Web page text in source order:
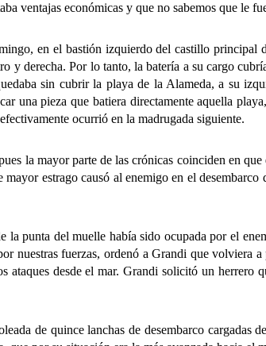
ventajas económicas y que no sabemos que le
en el bastión izquierdo del castillo principal
derecha. Por lo tanto, la batería a su cargo
sin cubrir la playa de la Alameda, a su
una pieza que batiera directamente aquella
ocurrió en la madrugada siguiente.
mayor parte de las crónicas coinciden en que
estrago causó al enemigo en el
del muelle había sido ocupada por el
nuestras fuerzas, ordenó a Grandi que volviera
desde el mar. Grandi solicitó un herrero
de quince lanchas de desembarco cargadas